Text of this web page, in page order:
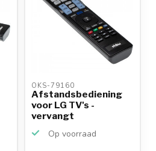
OKS-79160
Afstandsbediening
voor LG TV's -
vervangt
Op voorraad